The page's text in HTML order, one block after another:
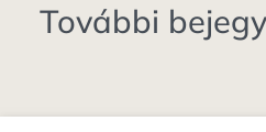
További